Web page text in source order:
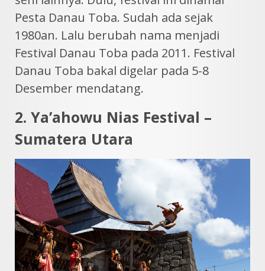
Pesta Danau Toba. Sudah ada sejak
1980an. Lalu berubah nama menjadi
Festival Danau Toba pada 2011. Festival
Danau Toba bakal digelar pada 5-8
Desember mendatang.
2. Ya’ahowu Nias Festival –
Sumatera Utara